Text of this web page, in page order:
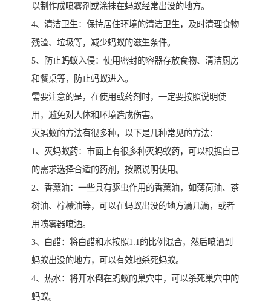
以制作成喷雾剂或涂抹在蚂蚁经常出没的地方。
4、清洁卫生：保持居住环境的清洁卫生，及时清理食物
残渣、垃圾等，减少蚂蚁的滋生条件。
5、防止蚂蚁入侵：使用密封的容器存放食物、清洁厨房
和餐桌等，防止蚂蚁进入。
需要注意的是，在使用或药剂时，一定要按照说明使
用，避免对人体和环境造成伤害。
灭蚂蚁的方法有很多种，以下是几种常见的方法：
1、灭蚂蚁药：市面上有很多种灭蚂蚁药，可以根据自己
的需求选择合适的药剂，按照说明使用。
2、香薰油：一些具有驱虫作用的香薰油，如薄荷油、茶
树油、柠檬油等，可以在蚂蚁出没的地方滴几滴，或者
用喷雾器喷洒。
3、白醋：将白醋和水按照1:1的比例混合，然后喷洒到
蚂蚁出没的地方，可以有效地杀死蚂蚁。
4、热水：将开水倒在蚂蚁的巢穴中，可以杀死巢穴中的
蚂蚁。